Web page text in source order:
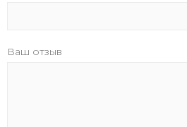
Ваш отзыв